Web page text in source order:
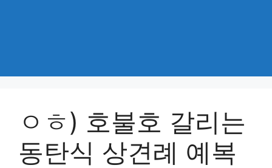
ㅇㅎ) 호불호 갈리는
동탄식 상견례 예복